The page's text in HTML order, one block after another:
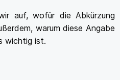
auf, wofür die Abkürzung
warum diese Angabe
wichtig ist.